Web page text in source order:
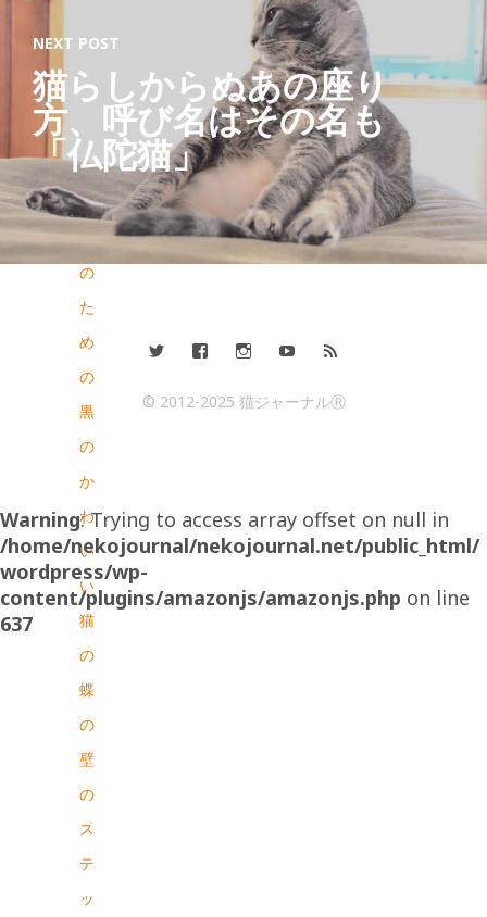
壁
ー
パ
ー
の
た
め
の
黒
の
か
わ
い
い
猫
の
蝶
の
壁
の
ス
テ
ッ
NEXT POST
猫らしからぬあの座り
方、呼び名はその名も
「仏陀猫」
© 2012-2025 猫ジャーナルⓇ
Warning: Trying to access array offset on null in
/home/nekojournal/nekojournal.net/public_html/
wordpress/wp-
content/plugins/amazonjs/amazonjs.php on line
637